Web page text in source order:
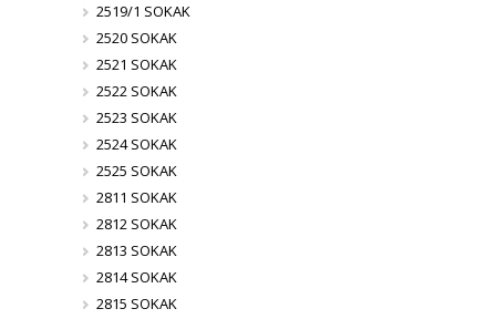
2519/1 SOKAK
2520 SOKAK
2521 SOKAK
2522 SOKAK
2523 SOKAK
2524 SOKAK
2525 SOKAK
2811 SOKAK
2812 SOKAK
2813 SOKAK
2814 SOKAK
2815 SOKAK